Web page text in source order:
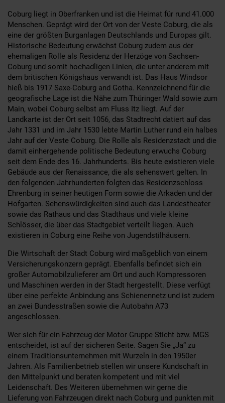
Coburg liegt in Oberfranken und ist die Heimat für rund 41.000
Menschen. Geprägt wird der Ort von der Veste Coburg, die als
eine der größten Burganlagen Deutschlands und Europas gilt.
Historische Bedeutung erwächst Coburg zudem aus der
ehemaligen Rolle als Residenz der Herzöge von Sachsen-
Coburg und somit hochadligen Linien, die unter anderem mit
dem britischen Königshaus verwandt ist. Das Haus Windsor
hieß bis 1917 Saxe-Coburg and Gotha. Kennzeichnend für die
geografische Lage ist die Nähe zum Thüringer Wald sowie zum
Main, wobei Coburg selbst am Fluss Itz liegt. Auf der
Landkarte ist der Ort seit 1056, das Stadtrecht datiert auf das
Jahr 1331 und im Jahr 1530 lebte Martin Luther rund ein halbes
Jahr auf der Veste Coburg. Die Rolle als Residenzstadt und die
damit einhergehende politische Bedeutung erwuchs Coburg
seit dem Ende des 16. Jahrhunderts. Bis heute existieren viele
Gebäude aus der Renaissance, die als sehenswert gelten. In
den folgenden Jahrhunderten folgten das Residenzschloss
Ehrenburg in seiner heutigen Form sowie die Arkaden und der
Hofgarten. Sehenswürdigkeiten sind auch das Landestheater
sowie das Rathaus und das Stadthaus und viele kleine
Schlösser, die über das Stadtgebiet verteilt liegen. Auch
existieren in Coburg eine Reihe von Jugendstilhäusern.
Die Wirtschaft der Stadt Coburg wird maßgeblich von einem
Versicherungskonzern geprägt. Ebenfalls befindet sich ein
großer Automobilzulieferer am Ort und auch Kompressoren
und Maschinen werden in der Stadt hergestellt. Diese verfügt
über eine perfekte Anbindung ans Schienennetz und ist zudem
an zwei Bundesstraßen sowie die Autobahn A73
angeschlossen.
Wer sich für ein Fahrzeug der Motor Gruppe Sticht bzw. MGS
entscheidet, ist auf der sicheren Seite. Sagen Sie „Ja“ zu
einem Traditionsunternehmen mit Wurzeln in den 1950er
Jahren. Als Familienbetrieb stellen wir unsere Kundschaft in
den Mittelpunkt und beraten kompetent und mit viel
Leidenschaft. Des Weiteren übernehmen wir gerne die
Lieferung von Fahrzeugen direkt nach Coburg und punkten mit